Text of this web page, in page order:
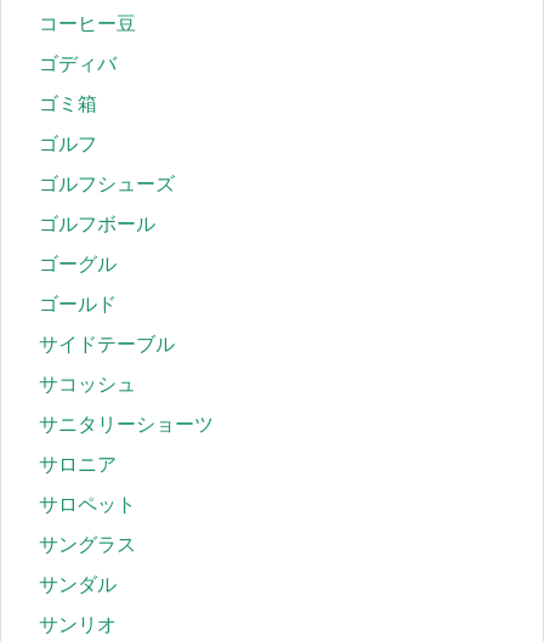
コーヒー豆
ゴディバ
ゴミ箱
ゴルフ
ゴルフシューズ
ゴルフボール
ゴーグル
ゴールド
サイドテーブル
サコッシュ
サニタリーショーツ
サロニア
サロペット
サングラス
サンダル
サンリオ